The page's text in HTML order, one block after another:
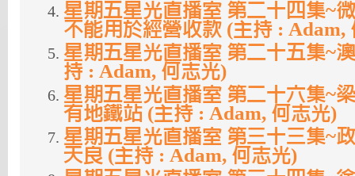
星期五星光直播室 第二十四集~
不能用於經營收款 (主持 : Adam,
星期五星光直播室 第二十五集~
持 : Adam, 何志光)
星期五星光直播室 第二十六集~
有地鐵站 (主持 : Adam, 何志光)
星期五星光直播室 第三十三集~
天良 (主持 : Adam, 何志光)